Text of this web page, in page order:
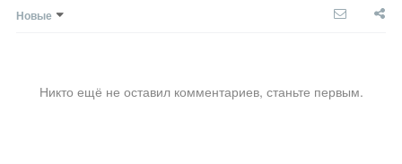
Новые
Никто ещё не оставил комментариев, станьте первым.